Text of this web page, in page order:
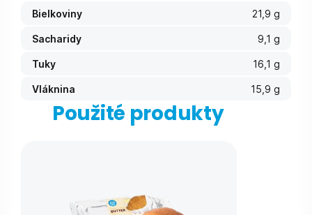
Bielkoviny
21,9 g
Sacharidy
9,1 g
Tuky
16,1 g
Vláknina
15,9 g
Použité produkty